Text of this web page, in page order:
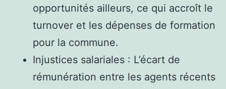
opportunités ailleurs, ce qui accroît le
turnover et les dépenses de formation
pour la commune.
Injustices salariales : L’écart de
rémunération entre les agents récents